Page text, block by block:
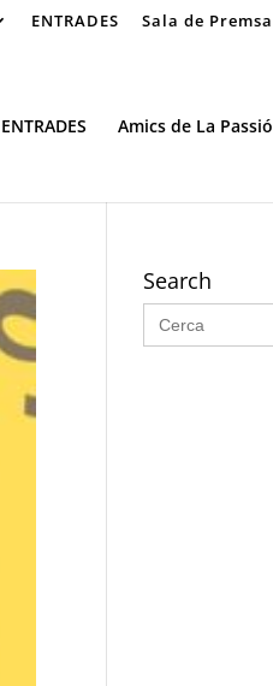
ENTRADES Sala de Premsa
Amics de La Passió
Search
Search
for: